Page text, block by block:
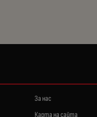
За нас
Карта на сайта